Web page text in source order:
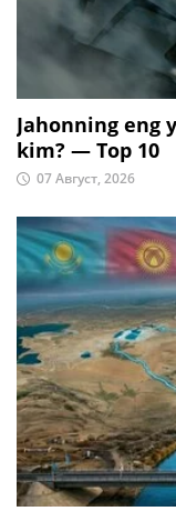
Jahonning eng
kim? — Top 10
07 Август, 2026